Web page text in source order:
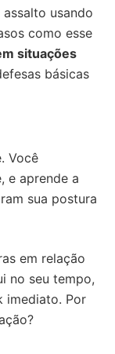
usando
como esse
situações
básicas
Você
e aprende a
sua postura
em relação
no seu tempo,
imediato. Por